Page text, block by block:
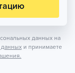
данных на
данных и принимаете